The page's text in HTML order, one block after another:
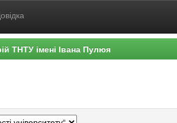
ТНТУ імені Івана Пулюя